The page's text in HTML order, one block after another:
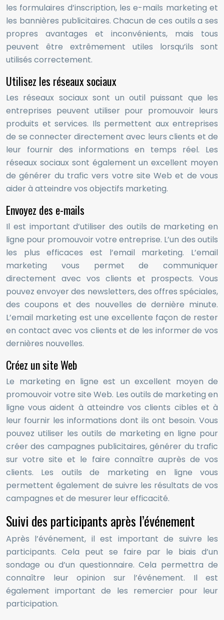
les formulaires d’inscription, les e-mails marketing et
les bannières publicitaires. Chacun de ces outils a ses
propres avantages et inconvénients, mais tous
peuvent être extrêmement utiles lorsqu’ils sont
utilisés correctement.
Utilisez les réseaux sociaux
Les réseaux sociaux sont un outil puissant que les
entreprises peuvent utiliser pour promouvoir leurs
produits et services. Ils permettent aux entreprises
de se connecter directement avec leurs clients et de
leur fournir des informations en temps réel. Les
réseaux sociaux sont également un excellent moyen
de générer du trafic vers votre site Web et de vous
aider à atteindre vos objectifs marketing.
Envoyez des e-mails
Il est important d’utiliser des outils de marketing en
ligne pour promouvoir votre entreprise. L’un des outils
les plus efficaces est l’email marketing. L’email
marketing vous permet de communiquer
directement avec vos clients et prospects. Vous
pouvez envoyer des newsletters, des offres spéciales,
des coupons et des nouvelles de dernière minute.
L’email marketing est une excellente façon de rester
en contact avec vos clients et de les informer de vos
dernières nouvelles.
Créez un site Web
Le marketing en ligne est un excellent moyen de
promouvoir votre site Web. Les outils de marketing en
ligne vous aident à atteindre vos clients cibles et à
leur fournir les informations dont ils ont besoin. Vous
pouvez utiliser les outils de marketing en ligne pour
créer des campagnes publicitaires, générer du trafic
sur votre site et le faire connaître auprès de vos
clients. Les outils de marketing en ligne vous
permettent également de suivre les résultats de vos
campagnes et de mesurer leur efficacité.
Suivi des participants après l’événement
Après l’événement, il est important de suivre les
participants. Cela peut se faire par le biais d’un
sondage ou d’un questionnaire. Cela permettra de
connaître leur opinion sur l’événement. Il est
également important de les remercier pour leur
participation.